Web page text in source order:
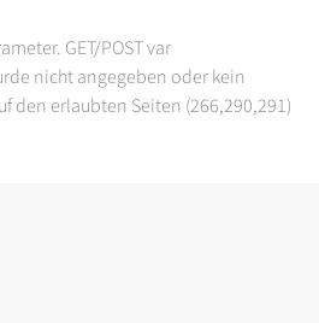
GET/POST var
nicht angegeben oder kein
den erlaubten Seiten (266,290,291)